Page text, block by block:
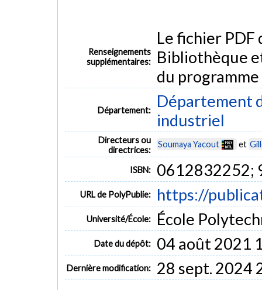
Renseignements
supplémentaires:
Le fichier
Bibliothèque
du programme
Département:
Département
industriel
Directeurs ou
directrices:
Soumaya Yacout et
ISBN: 0612832252;
URL de PolyPublie: https://
Université/École: École
Date du dépôt: 04 août 2021
Dernière modification: 28 sept. 2024